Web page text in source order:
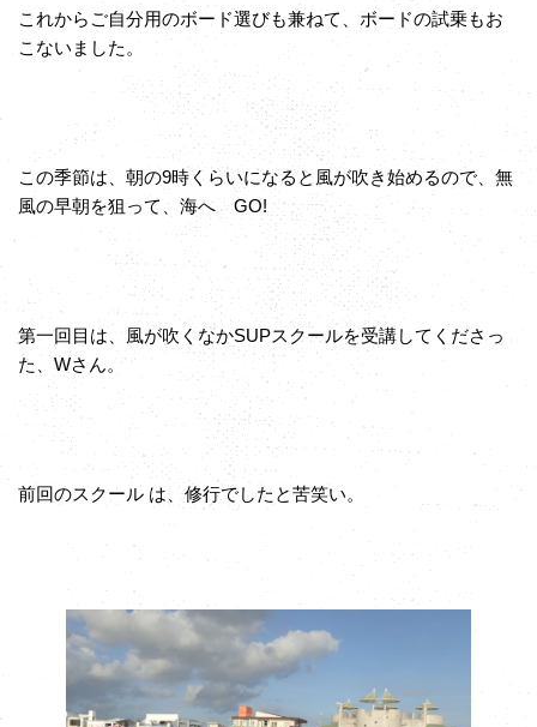
これからご自分用のボード選びも兼ねて、ボードの試乗もお
こないました。
この季節は、朝の9時くらいになると風が吹き始めるので、無
風の早朝を狙って、海へ GO!
第一回目は、風が吹くなかSUPスクールを受講してくださっ
た、Wさん。
前回のスクール は、修行でしたと苦笑い。